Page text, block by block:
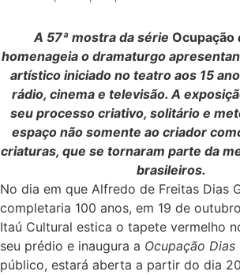
A 57ª mostra da série Ocupação
homenageia o dramaturgo
artístico iniciado no teatro aos 15
rádio, cinema e televisão. A
seu processo criativo, solitário e
espaço não somente ao criador
criaturas, que se tornaram parte da
brasileiros.
No dia em que Alfredo de Freitas Dias
completaria 100 anos, em 19 de
Itaú Cultural estica o tapete vermelho
seu prédio e inaugura a Ocupação Dias
público, estará aberta a partir do dia